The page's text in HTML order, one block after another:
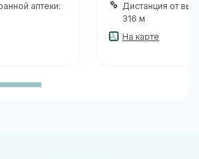
аптеки:
Дистанция от
316 м
На карте